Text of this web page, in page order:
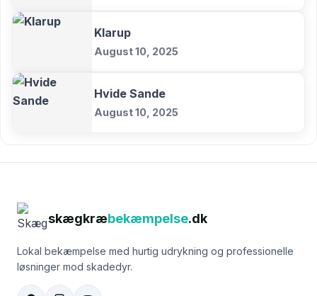
Klarup
August 10, 2025
Hvide Sande
August 10, 2025
skægkræbekæmpelse.dk
Lokal bekæmpelse med hurtig udrykning og professionelle
løsninger mod skadedyr.